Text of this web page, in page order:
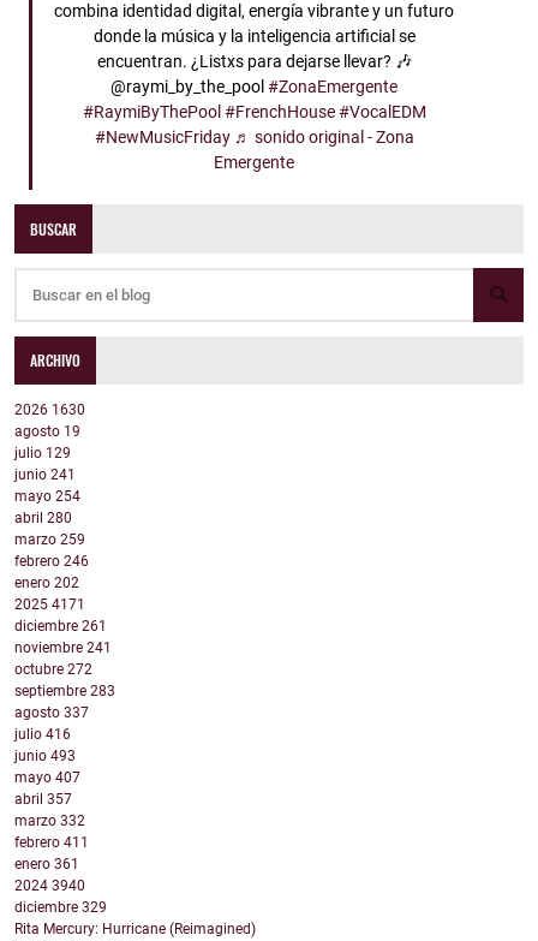
combina identidad digital, energía vibrante y un futuro
donde la música y la inteligencia artificial se
encuentran. ¿Listxs para dejarse llevar? 🎶
@raymi_by_the_pool#ZonaEmergente
#RaymiByThePool #FrenchHouse #VocalEDM
#NewMusicFriday ♬ sonido original - Zona
Emergente
BUSCAR
ARCHIVO
2026 1630
agosto 19
julio 129
junio 241
mayo 254
abril 280
marzo 259
febrero 246
enero 202
2025 4171
diciembre 261
noviembre 241
octubre 272
septiembre 283
agosto 337
julio 416
junio 493
mayo 407
abril 357
marzo 332
febrero 411
enero 361
2024 3940
diciembre 329
Rita Mercury: Hurricane (Reimagined)